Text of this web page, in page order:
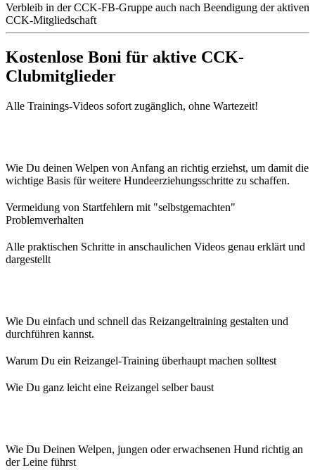
Verbleib in der CCK-FB-Gruppe auch nach Beendigung der aktiven
CCK-Mitgliedschaft
Kostenlose Boni für aktive CCK-
Clubmitglieder
Alle Trainings-Videos sofort zugänglich, ohne Wartezeit!
Wie Du deinen Welpen von Anfang an richtig erziehst, um damit die
wichtige Basis für weitere Hundeerziehungsschritte zu schaffen.
Vermeidung von Startfehlern mit "selbstgemachten"
Problemverhalten
Alle praktischen Schritte in anschaulichen Videos genau erklärt und
dargestellt
Wie Du einfach und schnell das Reizangeltraining gestalten und
durchführen kannst.
Warum Du ein Reizangel-Training überhaupt machen solltest
Wie Du ganz leicht eine Reizangel selber baust
Wie Du Deinen Welpen, jungen oder erwachsenen Hund richtig an
der Leine führst